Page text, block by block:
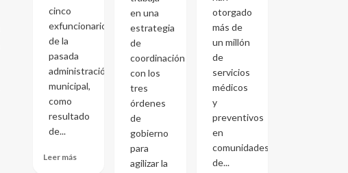
cinco
exfuncionarios
de la
pasada
administración
municipal,
como
resultado
de...
Leer más
en una
estrategia
de
coordinación
con los
tres
órdenes
de
gobierno
para
agilizar la
otorgado
más de
un millón
de
servicios
médicos
y
preventivos
en
comunidades
de...